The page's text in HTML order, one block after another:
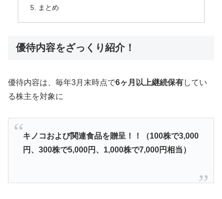
まとめ
優待内容をざっくり紹介！
優待内容は、毎年3月末時点で6ヶ月以上継続保有してい
る株主を対象に
キノコおよび関連食品を贈呈！！（100株で3,000
円、300株で5,000円、1,000株で7,000円相当）